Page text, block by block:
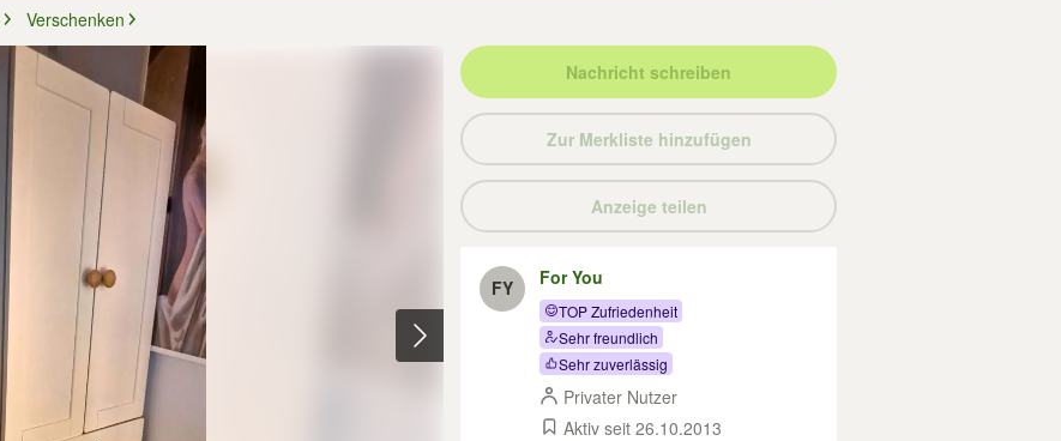
Verschenken
Nachricht schreiben
Zur Merkliste hinzufügen
Anzeige teilen
FY For You
TOP Zufriedenheit
Sehr freundlich
Sehr zuverlässig
Privater Nutzer
Aktiv seit 26.10.2013